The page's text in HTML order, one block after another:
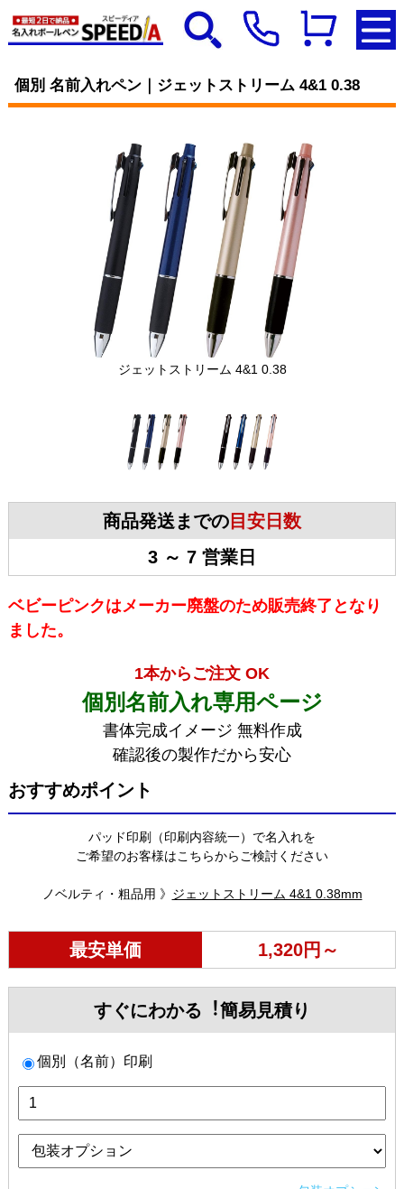
個別 名前入れペン｜ジェットストリーム 4&1 0.38
ジェットストリーム 4&1 0.38
商品発送までの 目安日数
3 ～ 7 営業日
ベビーピンクはメーカー廃盤のため販売終了となり
ました。
1本からご注文 OK
個別名前入れ専用ページ
書体完成イメージ 無料作成
確認後の製作だから安心
おすすめポイント
パッド印刷（印刷内容統一）で名入れを
ご希望のお客様はこちらからご検討ください
ノベルティ・粗品用 》 ジェットストリーム 4&1 0.38mm
最安単価 1,320円～
すぐにわかる︕簡易見積り
個別（名前）印刷